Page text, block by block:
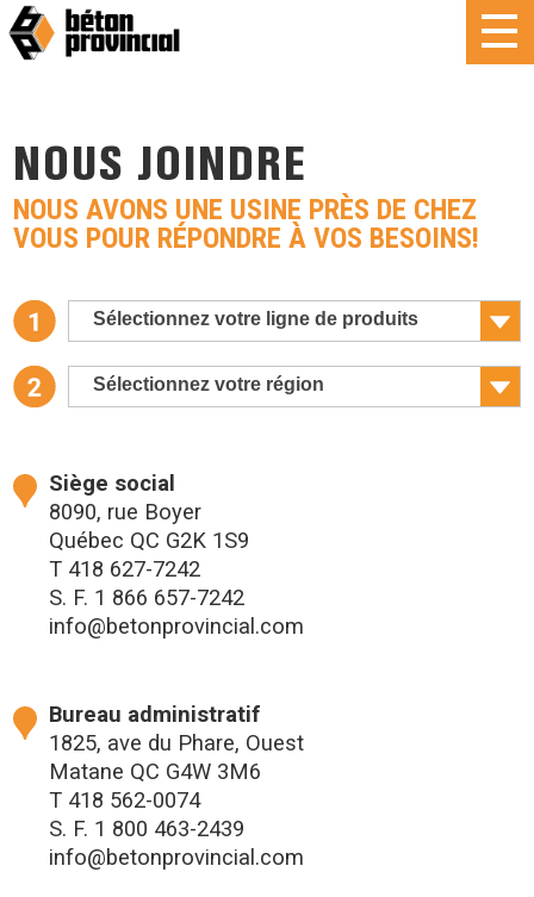
NOUS JOINDRE
NOUS AVONS UNE USINE PRÈS DE CHEZ
VOUS POUR RÉPONDRE À VOS BESOINS!
Sélectionnez votre ligne de produits
Sélectionnez votre région
Siège social
8090, rue Boyer
Québec QC G2K 1S9
T 418 627-7242
S. F. 1 866 657-7242
info@betonprovincial.com
Bureau administratif
1825, ave du Phare, Ouest
Matane QC G4W 3M6
T 418 562-0074
S. F. 1 800 463-2439
info@betonprovincial.com